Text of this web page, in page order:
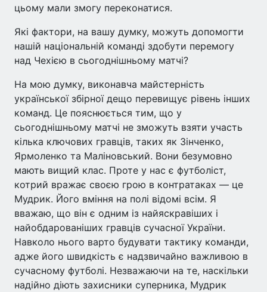
цьому мали змогу переконатися.
Які фактори, на вашу думку, можуть допомогти
нашій національній команді здобути перемогу
над Чехією в сьогоднішньому матчі?
На мою думку, виконавча майстерність
української збірної дещо перевищує рівень інших
команд. Це пояснюється тим, що у
сьогоднішньому матчі не зможуть взяти участь
кілька ключових гравців, таких як Зінченко,
Ярмоленко та Маліновський. Вони безумовно
мають вищий клас. Проте у нас є футболіст,
котрий вражає своєю грою в контратаках — це
Мудрик. Його вміння на полі відомі всім. Я
вважаю, що він є одним із найяскравіших і
найобдарованіших гравців сучасної України.
Навколо нього варто будувати тактику команди,
адже його швидкість є надзвичайно важливою в
сучасному футболі. Незважаючи на те, наскільки
надійно діють захисники суперника, Мудрик